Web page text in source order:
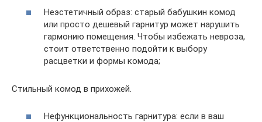
Неэстетичный образ: старый бабушкин комод
или просто дешевый гарнитур может нарушить
гармонию помещения. Чтобы избежать невроза,
стоит ответственно подойти к выбору
расцветки и формы комода;
Стильный комод в прихожей.
Нефункциональность гарнитура: если в ваш